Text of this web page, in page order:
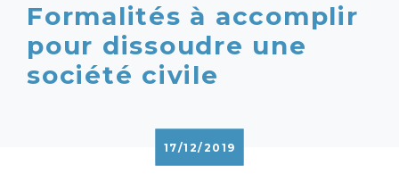
Formalités à accomplir
pour dissoudre une
société civile
17/12/2019